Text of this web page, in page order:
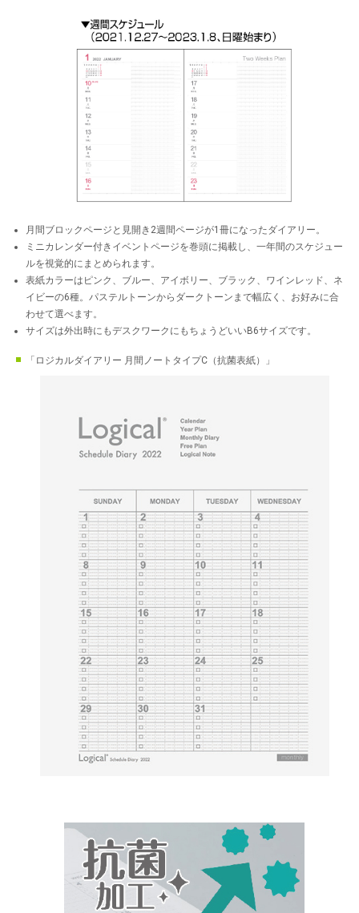
月間ブロックページと見開き2週間ページが1冊になったダイアリー。
ミニカレンダー付きイベントページを巻頭に掲載し、一年間のスケジュー
ルを視覚的にまとめられます。
表紙カラーはピンク、ブルー、アイボリー、ブラック、ワインレッド、ネ
イビーの6種。パステルトーンからダークトーンまで幅広く、お好みに合
わせて選べます。
サイズは外出時にもデスクワークにもちょうどいいB6サイズです。
「ロジカルダイアリー 月間ノートタイプC（抗菌表紙）」